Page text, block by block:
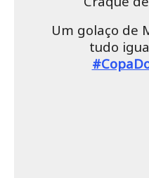
Um golaço de
tudo